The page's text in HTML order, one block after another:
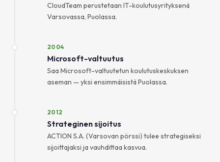
CloudTeam perustetaan IT-koulutusyrityksenä
Varsovassa, Puolassa.
2004
Microsoft-valtuutus
Saa Microsoft-valtuutetun koulutuskeskuksen
aseman — yksi ensimmäisistä Puolassa.
2012
Strateginen sijoitus
ACTION S.A. (Varsovan pörssi) tulee strategiseksi
sijoittajaksi ja vauhdittaa kasvua.